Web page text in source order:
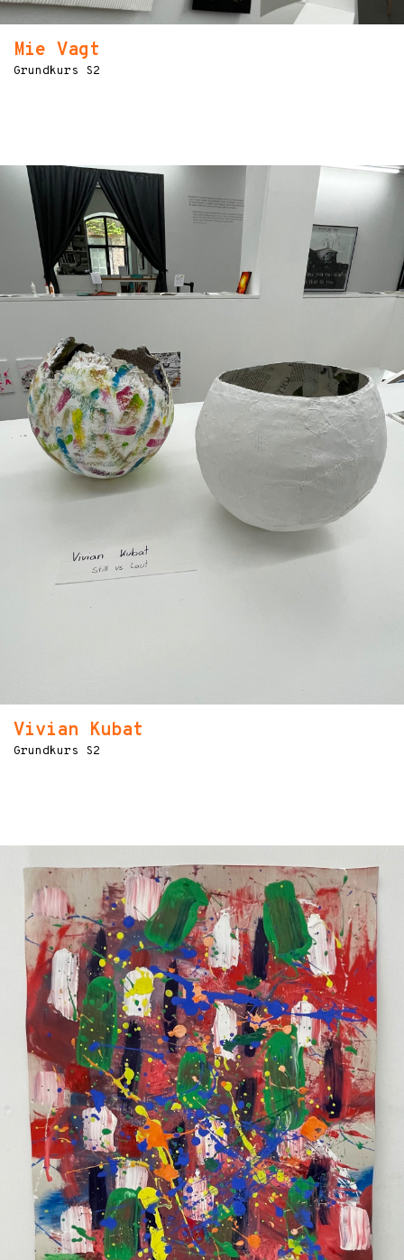
Mie Vagt
Grundkurs S2
Vivian Kubat
Grundkurs S2